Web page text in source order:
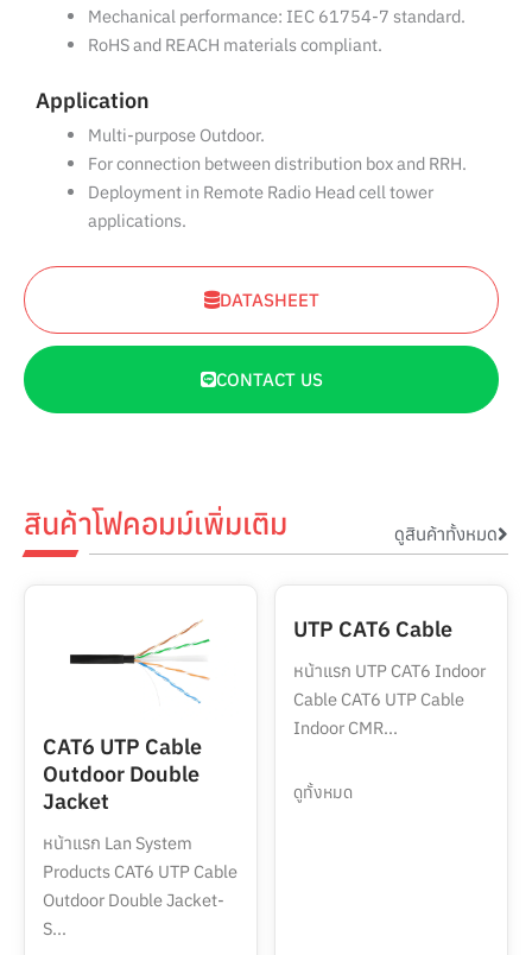
Mechanical performance: IEC 61754-7 standard.
RoHS and REACH materials compliant.
Application
Multi-purpose Outdoor.
For connection between distribution box and RRH.
Deployment in Remote Radio Head cell tower
applications.
DATASHEET
CONTACT US
สินค้าโฟคอมม์เพิ่มเติม ดูสินค้าทั้งหมด
CAT6 UTP Cable
Outdoor Double
Jacket
หน้าแรก Lan System
Products CAT6 UTP Cable
Outdoor Double Jacket-
S...
UTP CAT6 Cable
หน้าแรก UTP CAT6 Indoor
Cable CAT6 UTP Cable
Indoor CMR...
ดูทั้งหมด